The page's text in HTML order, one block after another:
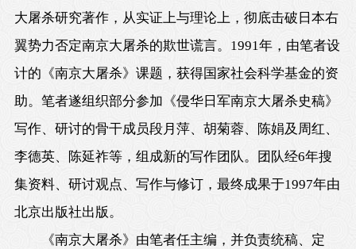
大屠杀研究著作，从实证上与理论上，彻底击破日本右
翼势力否定南京大屠杀的欺世谎言。1991年，由笔者设
计的《南京大屠杀》课题，获得国家社会科学基金的资
助。笔者遂组织部分参加《侵华日军南京大屠杀史稿》
写作、研讨的骨干成员段月萍、胡菊蓉、陈娟及周红、
李德英、陈延祚等，组成新的写作团队。团队经6年搜
集资料、研讨观点、写作与修订，最终成果于1997年由
北京出版社出版。
《南京大屠杀》由笔者任主编，并负责统稿、定